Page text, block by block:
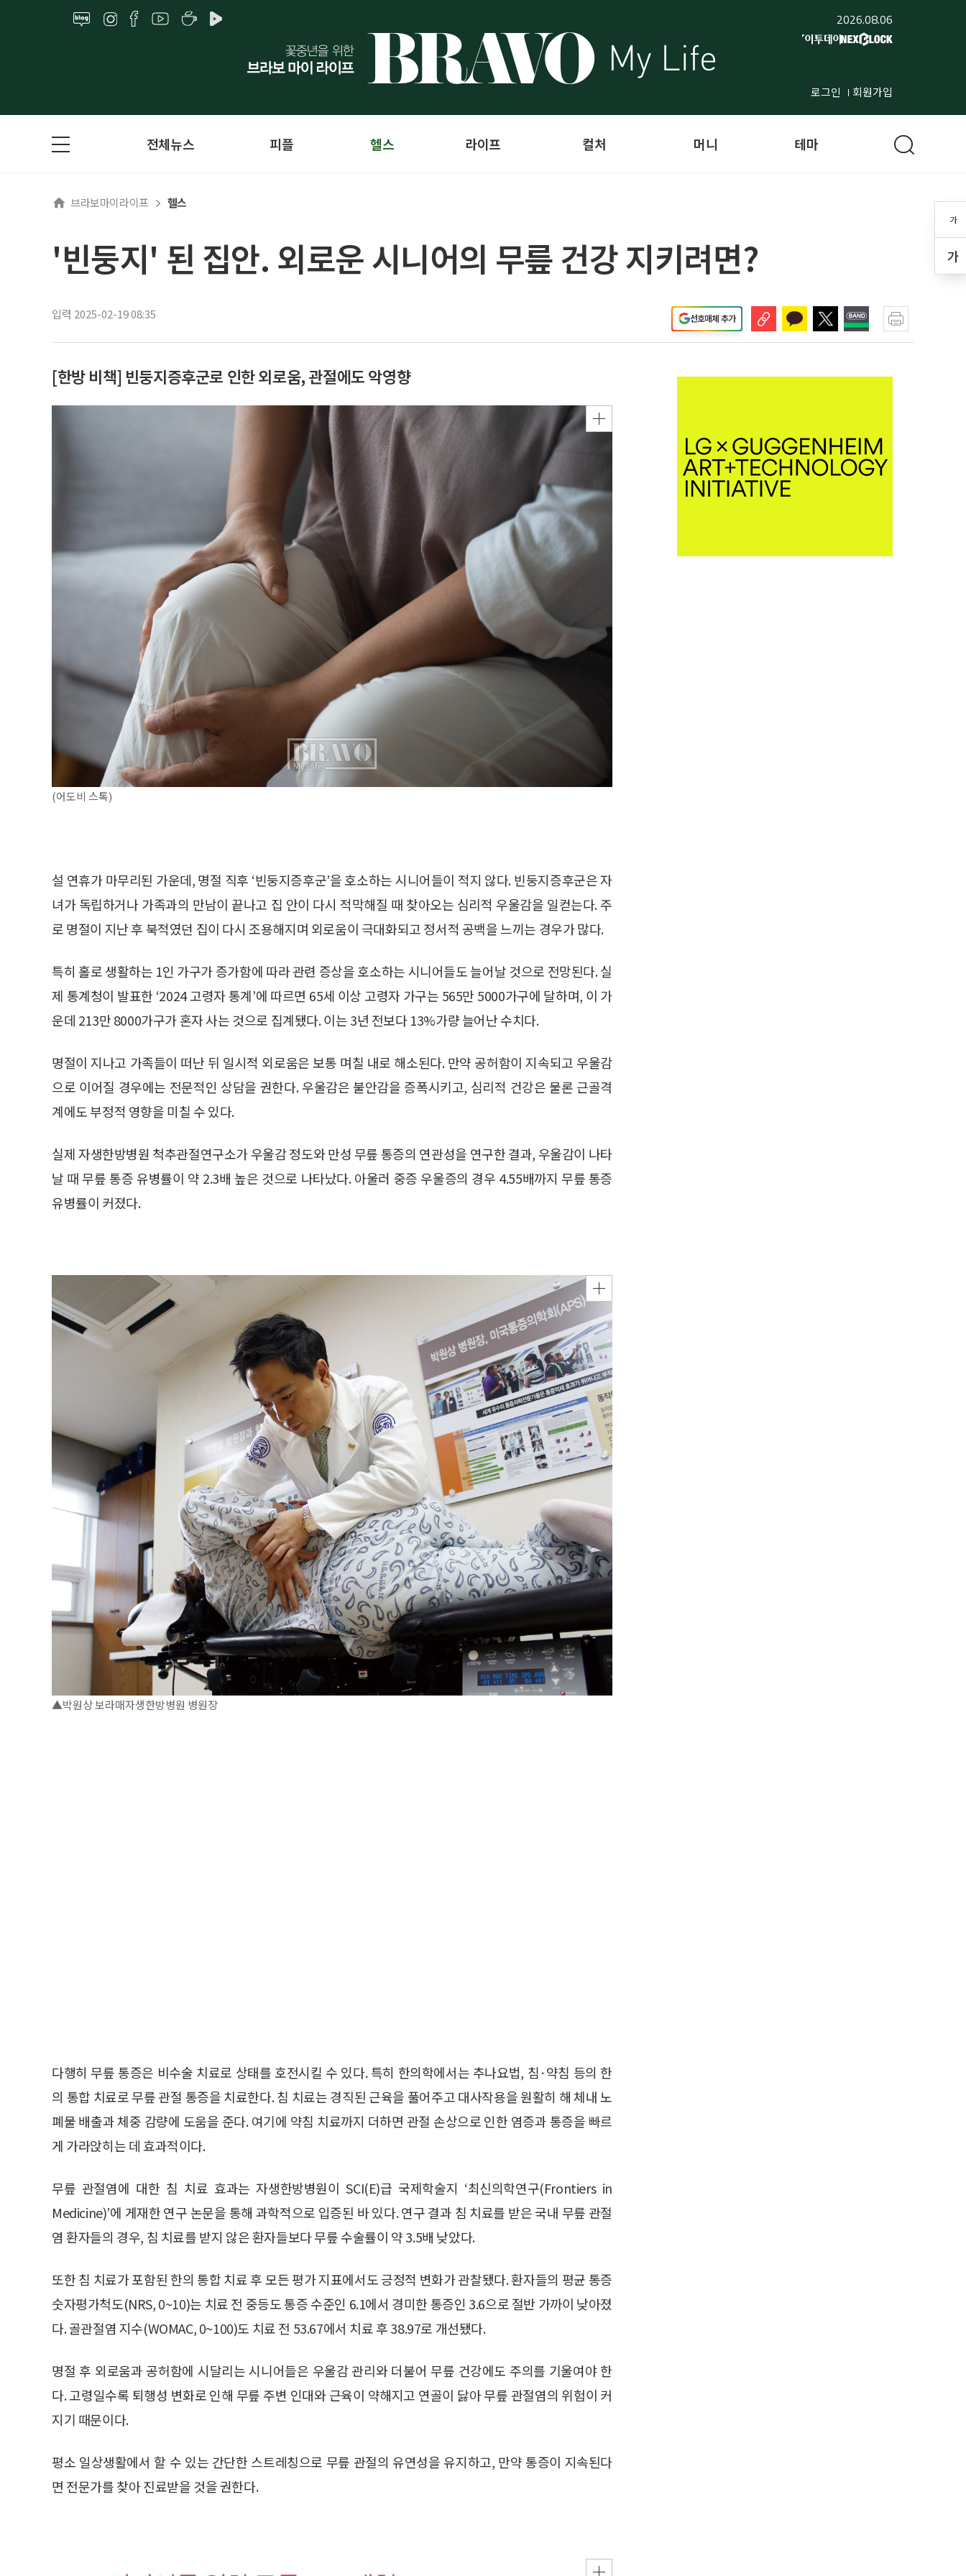
2026.08.06
로그인 회원가입
가
가
전체뉴스 피플 헬스 라이프 컬처 머니 테마
브라보마이라이프 헬스
'빈둥지' 된 집안. 외로운 시니어의 무릎 건강 지키려면?
입력 2025-02-19 08:35 선호매체 추가
[한방 비책] 빈둥지증후군로 인한 외로움, 관절에도 악영향
(어도비 스톡)
설 연휴가 마무리된 가운데, 명절 직후 ‘빈둥지증후군’을 호소하는 시니어들이 적지 않다. 빈둥지증후군은 자
녀가 독립하거나 가족과의 만남이 끝나고 집 안이 다시 적막해질 때 찾아오는 심리적 우울감을 일컫는다. 주
로 명절이 지난 후 북적였던 집이 다시 조용해지며 외로움이 극대화되고 정서적 공백을 느끼는 경우가 많다.
특히 홀로 생활하는 1인 가구가 증가함에 따라 관련 증상을 호소하는 시니어들도 늘어날 것으로 전망된다. 실
제 통계청이 발표한 ‘2024 고령자 통계’에 따르면 65세 이상 고령자 가구는 565만 5000가구에 달하며, 이 가
운데 213만 8000가구가 혼자 사는 것으로 집계됐다. 이는 3년 전보다 13%가량 늘어난 수치다.
명절이 지나고 가족들이 떠난 뒤 일시적 외로움은 보통 며칠 내로 해소된다. 만약 공허함이 지속되고 우울감
으로 이어질 경우에는 전문적인 상담을 권한다. 우울감은 불안감을 증폭시키고, 심리적 건강은 물론 근골격
계에도 부정적 영향을 미칠 수 있다.
실제 자생한방병원 척추관절연구소가 우울감 정도와 만성 무릎 통증의 연관성을 연구한 결과, 우울감이 나타
날 때 무릎 통증 유병률이 약 2.3배 높은 것으로 나타났다. 아울러 중증 우울증의 경우 4.55배까지 무릎 통증
유병률이 커졌다.
▲박원상 보라매자생한방병원 병원장
다행히 무릎 통증은 비수술 치료로 상태를 호전시킬 수 있다. 특히 한의학에서는 추나요법, 침·약침 등의 한
의 통합 치료로 무릎 관절 통증을 치료한다. 침 치료는 경직된 근육을 풀어주고 대사작용을 원활히 해 체내 노
폐물 배출과 체중 감량에 도움을 준다. 여기에 약침 치료까지 더하면 관절 손상으로 인한 염증과 통증을 빠르
게 가라앉히는 데 효과적이다.
무릎 관절염에 대한 침 치료 효과는 자생한방병원이 SCI(E)급 국제학술지 ‘최신의학연구(Frontiers in
Medicine)’에 게재한 연구 논문을 통해 과학적으로 입증된 바 있다. 연구 결과 침 치료를 받은 국내 무릎 관절
염 환자들의 경우, 침 치료를 받지 않은 환자들보다 무릎 수술률이 약 3.5배 낮았다.
또한 침 치료가 포함된 한의 통합 치료 후 모든 평가 지표에서도 긍정적 변화가 관찰됐다. 환자들의 평균 통증
숫자평가척도(NRS, 0~10)는 치료 전 중등도 통증 수준인 6.1에서 경미한 통증인 3.6으로 절반 가까이 낮아졌
다. 골관절염 지수(WOMAC, 0~100)도 치료 전 53.67에서 치료 후 38.97로 개선됐다.
명절 후 외로움과 공허함에 시달리는 시니어들은 우울감 관리와 더불어 무릎 건강에도 주의를 기울여야 한
다. 고령일수록 퇴행성 변화로 인해 무릎 주변 인대와 근육이 약해지고 연골이 닳아 무릎 관절염의 위험이 커
지기 때문이다.
평소 일상생활에서 할 수 있는 간단한 스트레칭으로 무릎 관절의 유연성을 유지하고, 만약 통증이 지속된다
면 전문가를 찾아 진료받을 것을 권한다.